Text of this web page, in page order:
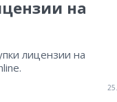
на
лицензии на